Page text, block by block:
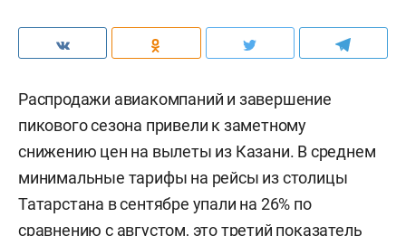
Распродажи авиакомпаний и завершение
пикового сезона привели к заметному
снижению цен на вылеты из Казани. В среднем
минимальные тарифы на рейсы из столицы
Татарстана в сентябре упали на 26% по
сравнению с августом, это третий показатель